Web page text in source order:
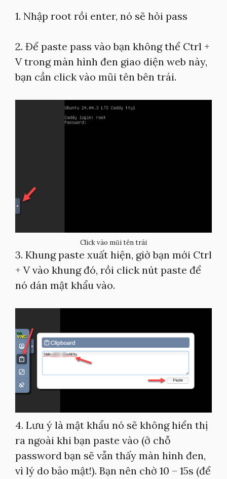
1. Nhập root rồi enter, nó sẽ hỏi pass
2. Để paste pass vào bạn không thể Ctrl +
V trong màn hình đen giao diện web này,
bạn cần click vào mũi tên bên trái.
Click vào mũi tên trái
3. Khung paste xuất hiện, giờ bạn mới Ctrl
+ V vào khung đó, rồi click nút paste để
nó dán mật khẩu vào.
4. Lưu ý là mật khẩu nó sẽ không hiển thị
ra ngoài khi bạn paste vào (ở chỗ
password bạn sẽ vẫn thấy màn hình đen,
vì lý do bảo mật!). Bạn nên chờ 10 – 15s (để